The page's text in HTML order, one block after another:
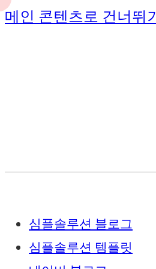
메인 콘텐츠로 건너뛰기
심플솔루션 블로그
심플솔루션 템플릿